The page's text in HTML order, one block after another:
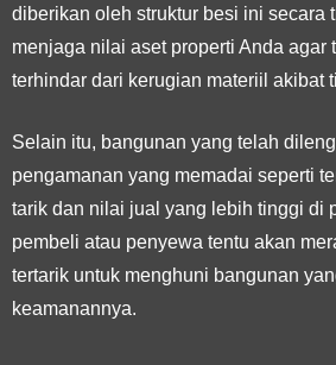
diberikan oleh struktur besi ini secara
menjaga nilai aset properti Anda agar
terhindar dari kerugian materiil akibat
Selain itu, bangunan yang telah
pengamanan yang memadai seperti
tarik dan nilai jual yang lebih tinggi di
pembeli atau penyewa tentu akan
tertarik untuk menghuni bangunan
keamanannya.